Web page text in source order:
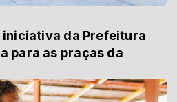
iniciativa da Prefeitura
para as praças da